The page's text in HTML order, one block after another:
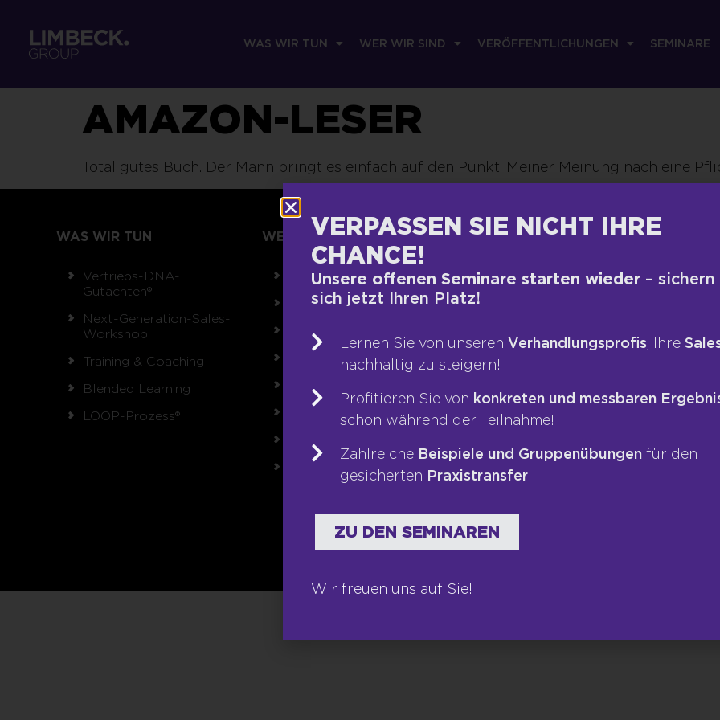
WAS WIR TUN WER WIR SIND VERÖFFENTLICHUNGEN SEMINARE
AMAZON-LESER
Total gutes Buch. Der Mann bringt es einfach auf den Punkt. Meiner Meinung nach eine
WAS WIR TUN
Vertriebs-DNA-
Gutachten®
Next-Generation-Sales-
Workshop
Training & Coaching
Blended Learning
LOOP-Prozess®
WER WIR SIND
Team
Unsere Werte
Auszeichnungen
Referenzen
Karriere
RECHTLICHES
Impressum
Kontakt
Presse
VERPASSEN SIE NICHT IHRE
CHANCE!
Unsere offenen Seminare starten wieder – sichern
sich jetzt Ihren Platz!
Lernen Sie von unserenVerhandlungsprofis, Ihre
nachhaltig zu steigern!
Profitieren Sie von konkreten und messbaren
schon während der Teilnahme!
Zahlreiche Beispiele und Gruppenübungen für den
gesicherten Praxistransfer
ZU DEN SEMINAREN
Wir freuen uns auf Sie!